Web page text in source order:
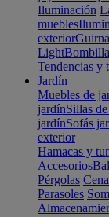
Iluminación
muebles
exterior
Light
Tendencias y
Jardín
Muebles de
jardínSillas
jardínSofás
exterior
Hamacas y
Accesorios
Pérgolas
Parasoles